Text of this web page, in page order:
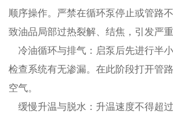
顺序操作。严禁在循环泵停止或管路
致油品局部过热裂解、结焦，引发严重
冷油循环与排气：启泵后先进行半
检查系统有无渗漏。在此阶段打开管
空气。
缓慢升温与脱水：升温速度不得超